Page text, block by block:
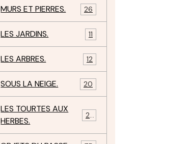
MURS ET PIERRES. 26
LES JARDINS. 11
LES ARBRES. 12
SOUS LA NEIGE. 20
LES TOURTES AUX
HERBES.
29